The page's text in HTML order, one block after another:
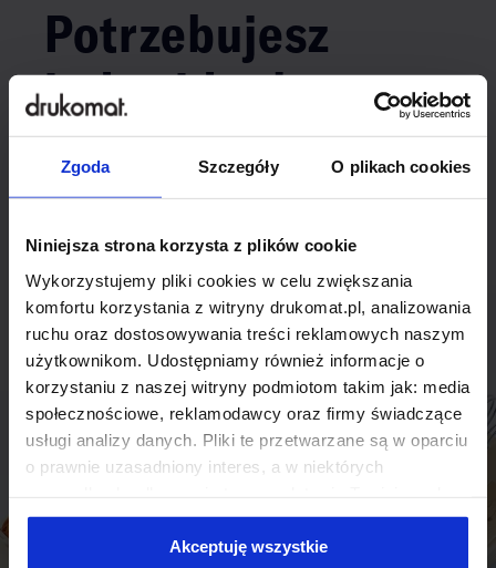
Zgoda Szczegóły O plikach cookies
Niniejsza strona korzysta z plików cookie
Wykorzystujemy pliki cookies w celu zwiększania
komfortu korzystania z witryny drukomat.pl, analizowania
ruchu oraz dostosowywania treści reklamowych naszym
użytkownikom. Udostępniamy również informacje o
korzystaniu z naszej witryny podmiotom takim jak: media
społecznościowe, reklamodawcy oraz firmy świadczące
usługi analizy danych. Pliki te przetwarzane są w oparciu
o prawnie uzasadniony interes, a w niektórych
Niektóre z plików cookies dostarczane i przetwarzane są
przez naszych zewnętrznych partnerów, z których listą
Akceptuję wszystkie
Potrzebujesz
indywidualnego
rozwiązania?
Odezwij się do nas, aby omówić
Skontaktuj się